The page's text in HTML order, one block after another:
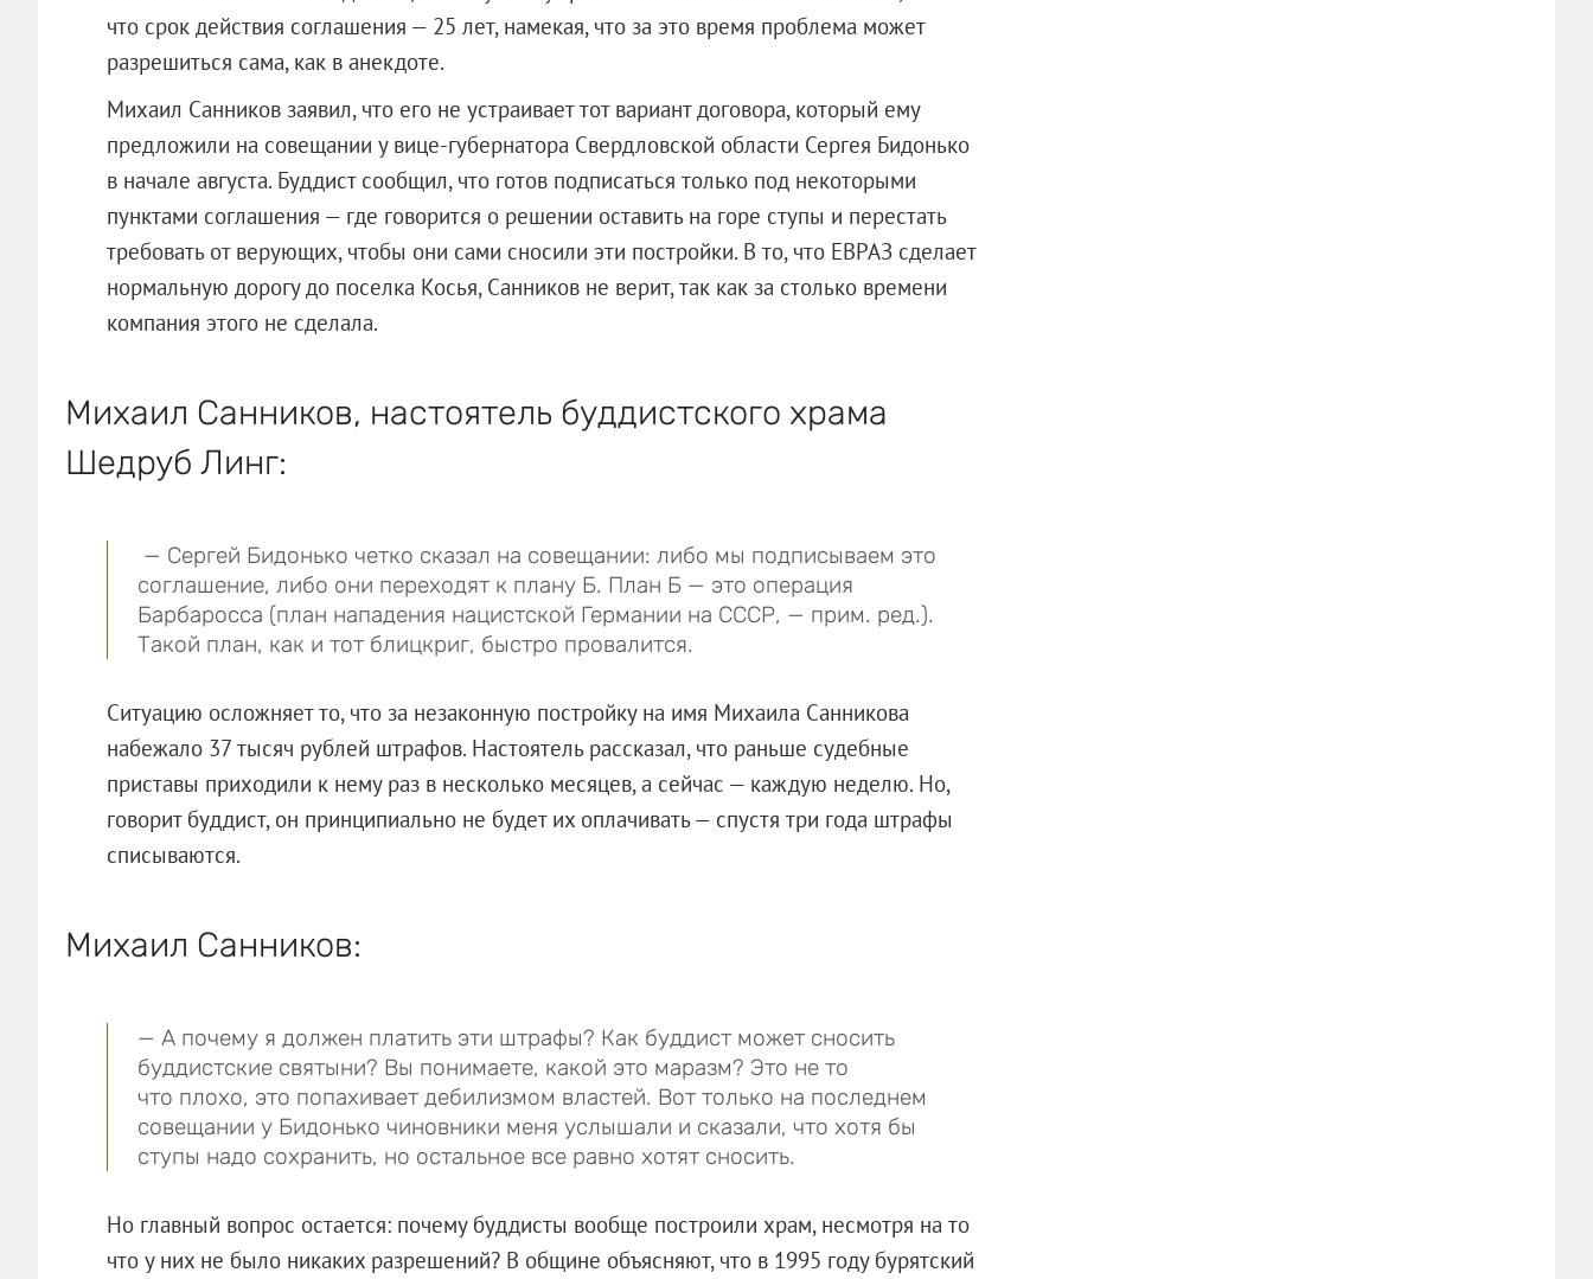
что срок действия соглашения — 25 лет, намекая, что за это время проблема может
разрешиться сама, как в анекдоте.
Михаил Санников заявил, что его не устраивает тот вариант договора, который ему
предложили на совещании у вице-губернатора Свердловской области Сергея Бидонько
в начале августа. Буддист сообщил, что готов подписаться только под некоторыми
пунктами соглашения — где говорится о решении оставить на горе ступы и перестать
требовать от верующих, чтобы они сами сносили эти постройки. В то, что ЕВРАЗ сделает
нормальную дорогу до поселка Косья, Санников не верит, так как за столько времени
компания этого не сделала.
Михаил Санников, настоятель буддистского храма
Шедруб Линг:
— Сергей Бидонько четко сказал на совещании: либо мы подписываем это
соглашение, либо они переходят к плану Б. План Б — это операция
Барбаросса (план нападения нацистской Германии на СССР, — прим. ред.).
Такой план, как и тот блицкриг, быстро провалится.
Ситуацию осложняет то, что за незаконную постройку на имя Михаила Санникова
набежало 37 тысяч рублей штрафов. Настоятель рассказал, что раньше судебные
приставы приходили к нему раз в несколько месяцев, а сейчас — каждую неделю. Но,
говорит буддист, он принципиально не будет их оплачивать — спустя три года штрафы
списываются.
Михаил Санников:
— А почему я должен платить эти штрафы? Как буддист может сносить
буддистские святыни? Вы понимаете, какой это маразм? Это не то
что плохо, это попахивает дебилизмом властей. Вот только на последнем
совещании у Бидонько чиновники меня услышали и сказали, что хотя бы
ступы надо сохранить, но остальное все равно хотят сносить.
Но главный вопрос остается: почему буддисты вообще построили храм, несмотря на то
что у них не было никаких разрешений? В общине объясняют, что в 1995 году бурятский